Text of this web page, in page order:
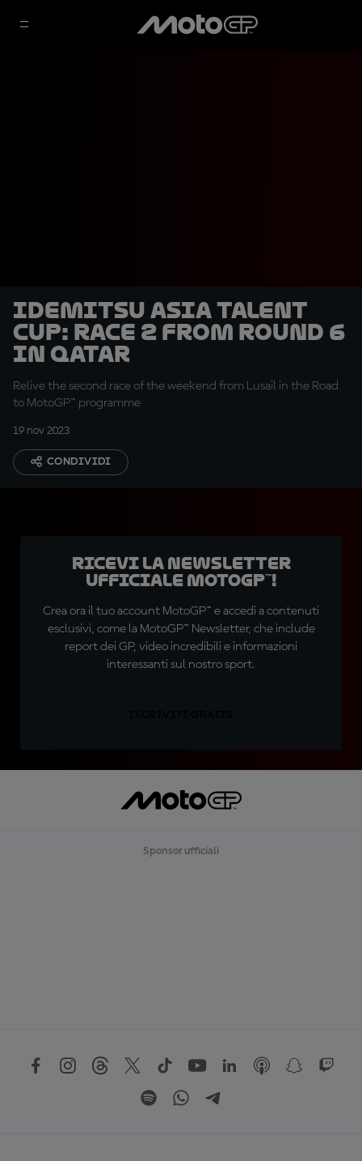
Idemitsu Asia Talent
Cup: Race 2 from Round 6
in Qatar
Relive the second race of the weekend from Lusail in the Road
to MotoGP™ programme
19 nov 2023
CONDIVIDI
Ricevi la newsletter
ufficiale MotoGP™!
Crea ora il tuo account MotoGP™ e accedi a contenuti
esclusivi, come la MotoGP™ Newsletter, che include
report dei GP, video incredibili e informazioni
interessanti sul nostro sport.
Sponsor ufficiali